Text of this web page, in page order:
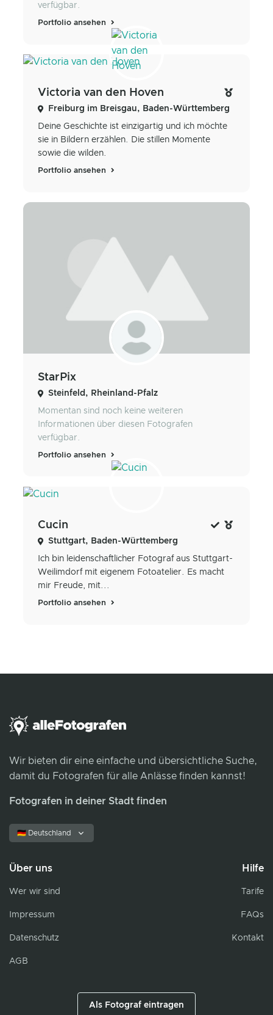
verfügbar.
Portfolio ansehen
Victoria van den Hoven
Freiburg im Breisgau, Baden-Württemberg
Deine Geschichte ist einzigartig und ich möchte
sie in Bildern erzählen. Die stillen Momente
sowie die wilden.
Portfolio ansehen
StarPix
Steinfeld, Rheinland-Pfalz
Momentan sind noch keine weiteren
Informationen über diesen Fotografen
verfügbar.
Portfolio ansehen
Cucin
Stuttgart, Baden-Württemberg
Ich bin leidenschaftlicher Fotograf aus Stuttgart-
Weilimdorf mit eigenem Fotoatelier. Es macht
mir Freude, mit...
Portfolio ansehen
Wir bieten dir eine einfache und übersichtliche Suche,
damit du Fotografen für alle Anlässe finden kannst!
Fotografen in deiner Stadt finden
🇩🇪 Deutschland
Über uns
Wer wir sind
Impressum
Datenschutz
AGB
Hilfe
Tarife
FAQs
Kontakt
Als Fotograf eintragen